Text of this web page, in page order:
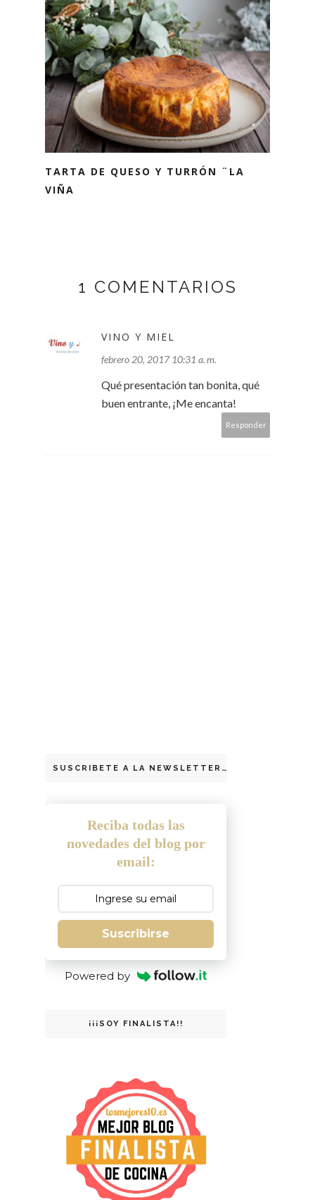
TARTA DE QUESO Y TURRÓN ¨LA
VIÑA
1 COMENTARIOS
VINO Y MIEL
febrero 20, 2017 10:31 a. m.
Qué presentación tan bonita, qué
buen entrante, ¡Me encanta!
Responder
SUSCRIBETE A LA NEWSLETTER
Reciba todas las
novedades del blog por
email:
Suscribirse
Powered by
¡¡¡SOY FINALISTA!!